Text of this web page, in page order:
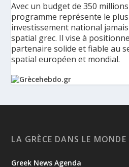
Avec un budget de 350 millions
programme représente le
investissement national
spatial grec. Il vise à
partenaire solide et fiable au
spatial européen et mondial.
350 millions d’euros pour
l’Intelligence artificielle a présenté
LA GRÈCE DANS LE MONDE
Greek News Agenda